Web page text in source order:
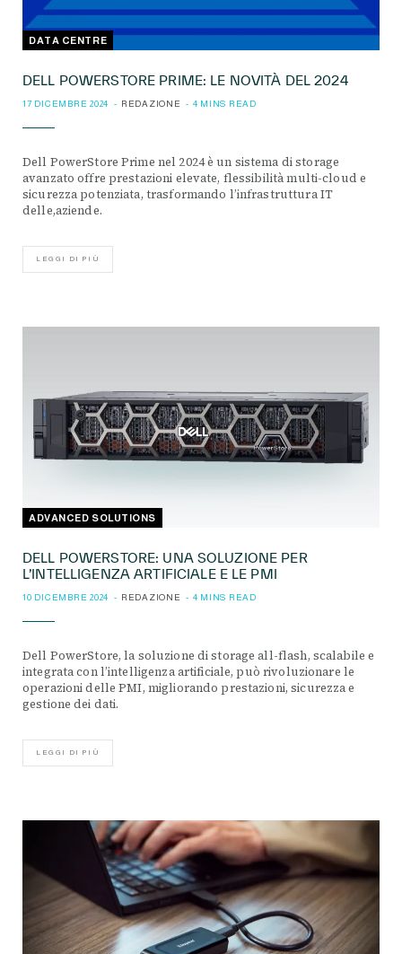
DATA CENTRE
DELL POWERSTORE PRIME: LE NOVITÀ DEL 2024
17 DICEMBRE 2024 REDAZIONE 4 MINS READ
Dell PowerStore Prime nel 2024 è un sistema di storage
avanzato offre prestazioni elevate, flessibilità multi-cloud e
sicurezza potenziata, trasformando l’infrastruttura IT
delle,aziende.
LEGGI DI PIÙ
ADVANCED SOLUTIONS
DELL POWERSTORE: UNA SOLUZIONE PER
L’INTELLIGENZA ARTIFICIALE E LE PMI
10 DICEMBRE 2024 REDAZIONE 4 MINS READ
Dell PowerStore, la soluzione di storage all-flash, scalabile e
integrata con l’intelligenza artificiale, può rivoluzionare le
operazioni delle PMI, migliorando prestazioni, sicurezza e
gestione dei dati.
LEGGI DI PIÙ